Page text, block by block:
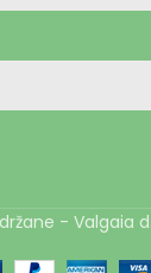
- Valgaia